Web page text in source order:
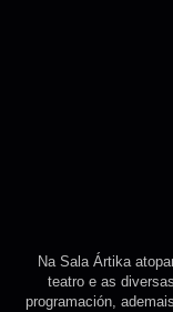
Na Sala Ártika
teatro e as
programación,